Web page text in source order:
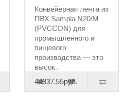
Конвейерная лента из
ПВХ Sampla N20/M
(PVCCON) для
промышленного и
пищевого
производства — это
высок..
44837.55руб.